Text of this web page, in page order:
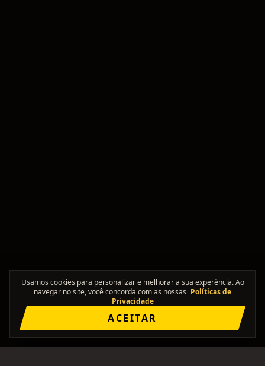
Usamos cookies para personalizar e melhorar a sua experência. Ao
navegar no site, você concorda com as nossas Políticas de
Privacidade
ACEITAR